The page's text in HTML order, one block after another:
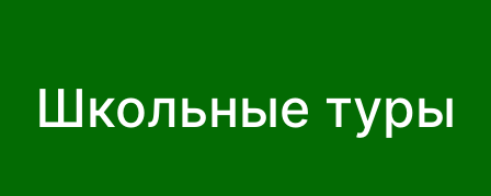
Школьные туры